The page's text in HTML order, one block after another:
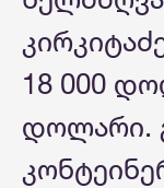
18 000
დოლარი.